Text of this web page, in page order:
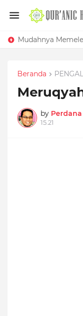
Beranda
by Perdana
15.21